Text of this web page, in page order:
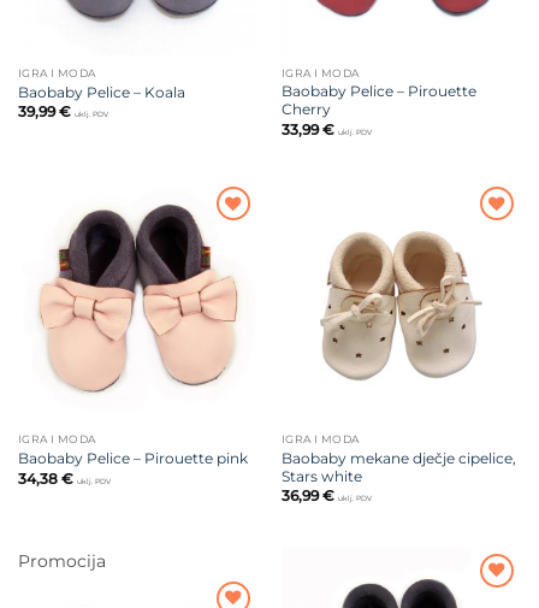
IGRA I MODA
Baobaby Pelice – Koala
39,99€ uklj. PDV
IGRA I MODA
Baobaby Pelice – Pirouette
Cherry
33,99€ uklj. PDV
Dodajte
na listu
želja
IGRA I MODA
Baobaby Pelice – Pirouette pink
34,38 € uklj. PDV
IGRA I MODA
Baobaby mekane dječje cipelice,
Stars white
36,99€ uklj. PDV
Promocija